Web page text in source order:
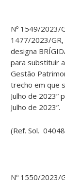
Nº 1549/2023/
1477/2023/GR,
designa
para substituir
Gestão
trecho em que
Julho de 2023”
Julho de 2023”.
(Ref. Sol.
Nº 1550/2023/